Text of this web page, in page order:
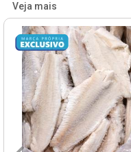
Veja mais